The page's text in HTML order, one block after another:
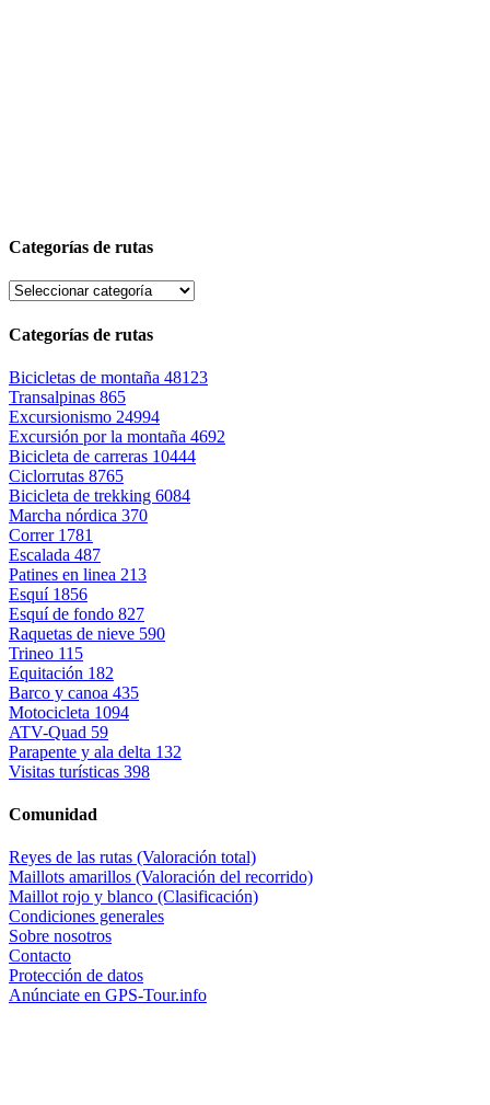
Categorías de rutas
Categorías de rutas
Bicicletas de montaña 48123
Transalpinas 865
Excursionismo 24994
Excursión por la montaña 4692
Bicicleta de carreras 10444
Ciclorrutas 8765
Bicicleta de trekking 6084
Marcha nórdica 370
Correr 1781
Escalada 487
Patines en linea 213
Esquí 1856
Esquí de fondo 827
Raquetas de nieve 590
Trineo 115
Equitación 182
Barco y canoa 435
Motocicleta 1094
ATV-Quad 59
Parapente y ala delta 132
Visitas turísticas 398
Comunidad
Reyes de las rutas (Valoración total)
Maillots amarillos (Valoración del recorrido)
Maillot rojo y blanco (Clasificación)
Condiciones generales
Sobre nosotros
Contacto
Protección de datos
Anúnciate en GPS-Tour.info